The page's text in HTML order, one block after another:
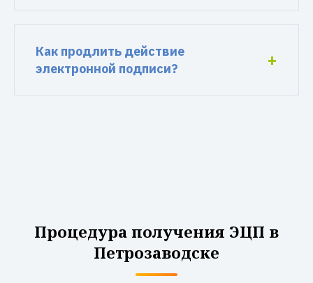
Как продлить действие
электронной подписи?
Процедура получения ЭЦП в
Петрозаводске